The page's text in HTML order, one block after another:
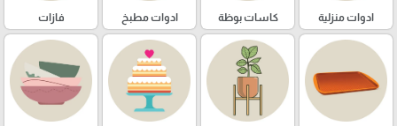
ادوات منزلية كاسات بوظة ادوات مطبخ فازات